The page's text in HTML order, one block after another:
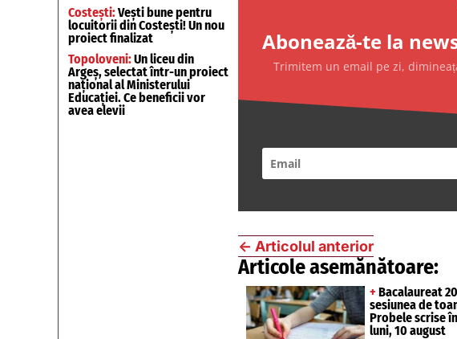
Costești:Vești bune pentru
locuitorii din Costești! Un nou
proiect finalizat
Topoloveni:Un liceu din
Argeș, selectat într-un proiect
național al Ministerului
Educației. Ce beneficii vor
avea elevii
Abonează-te la
Trimitem un email pe zi,
← Articolul anterior
Articole asemănătoare:
+ Bacalaureat
sesiunea de
Probele scrise
luni, 10 august